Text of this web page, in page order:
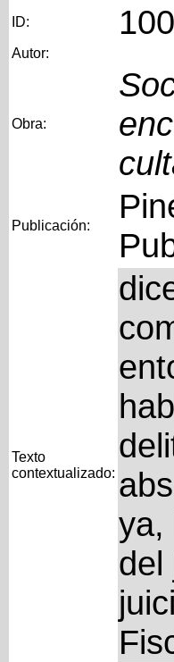
ID:
Autor:
Obra:
Publicación:
Texto
contextualizado:
ya,
del